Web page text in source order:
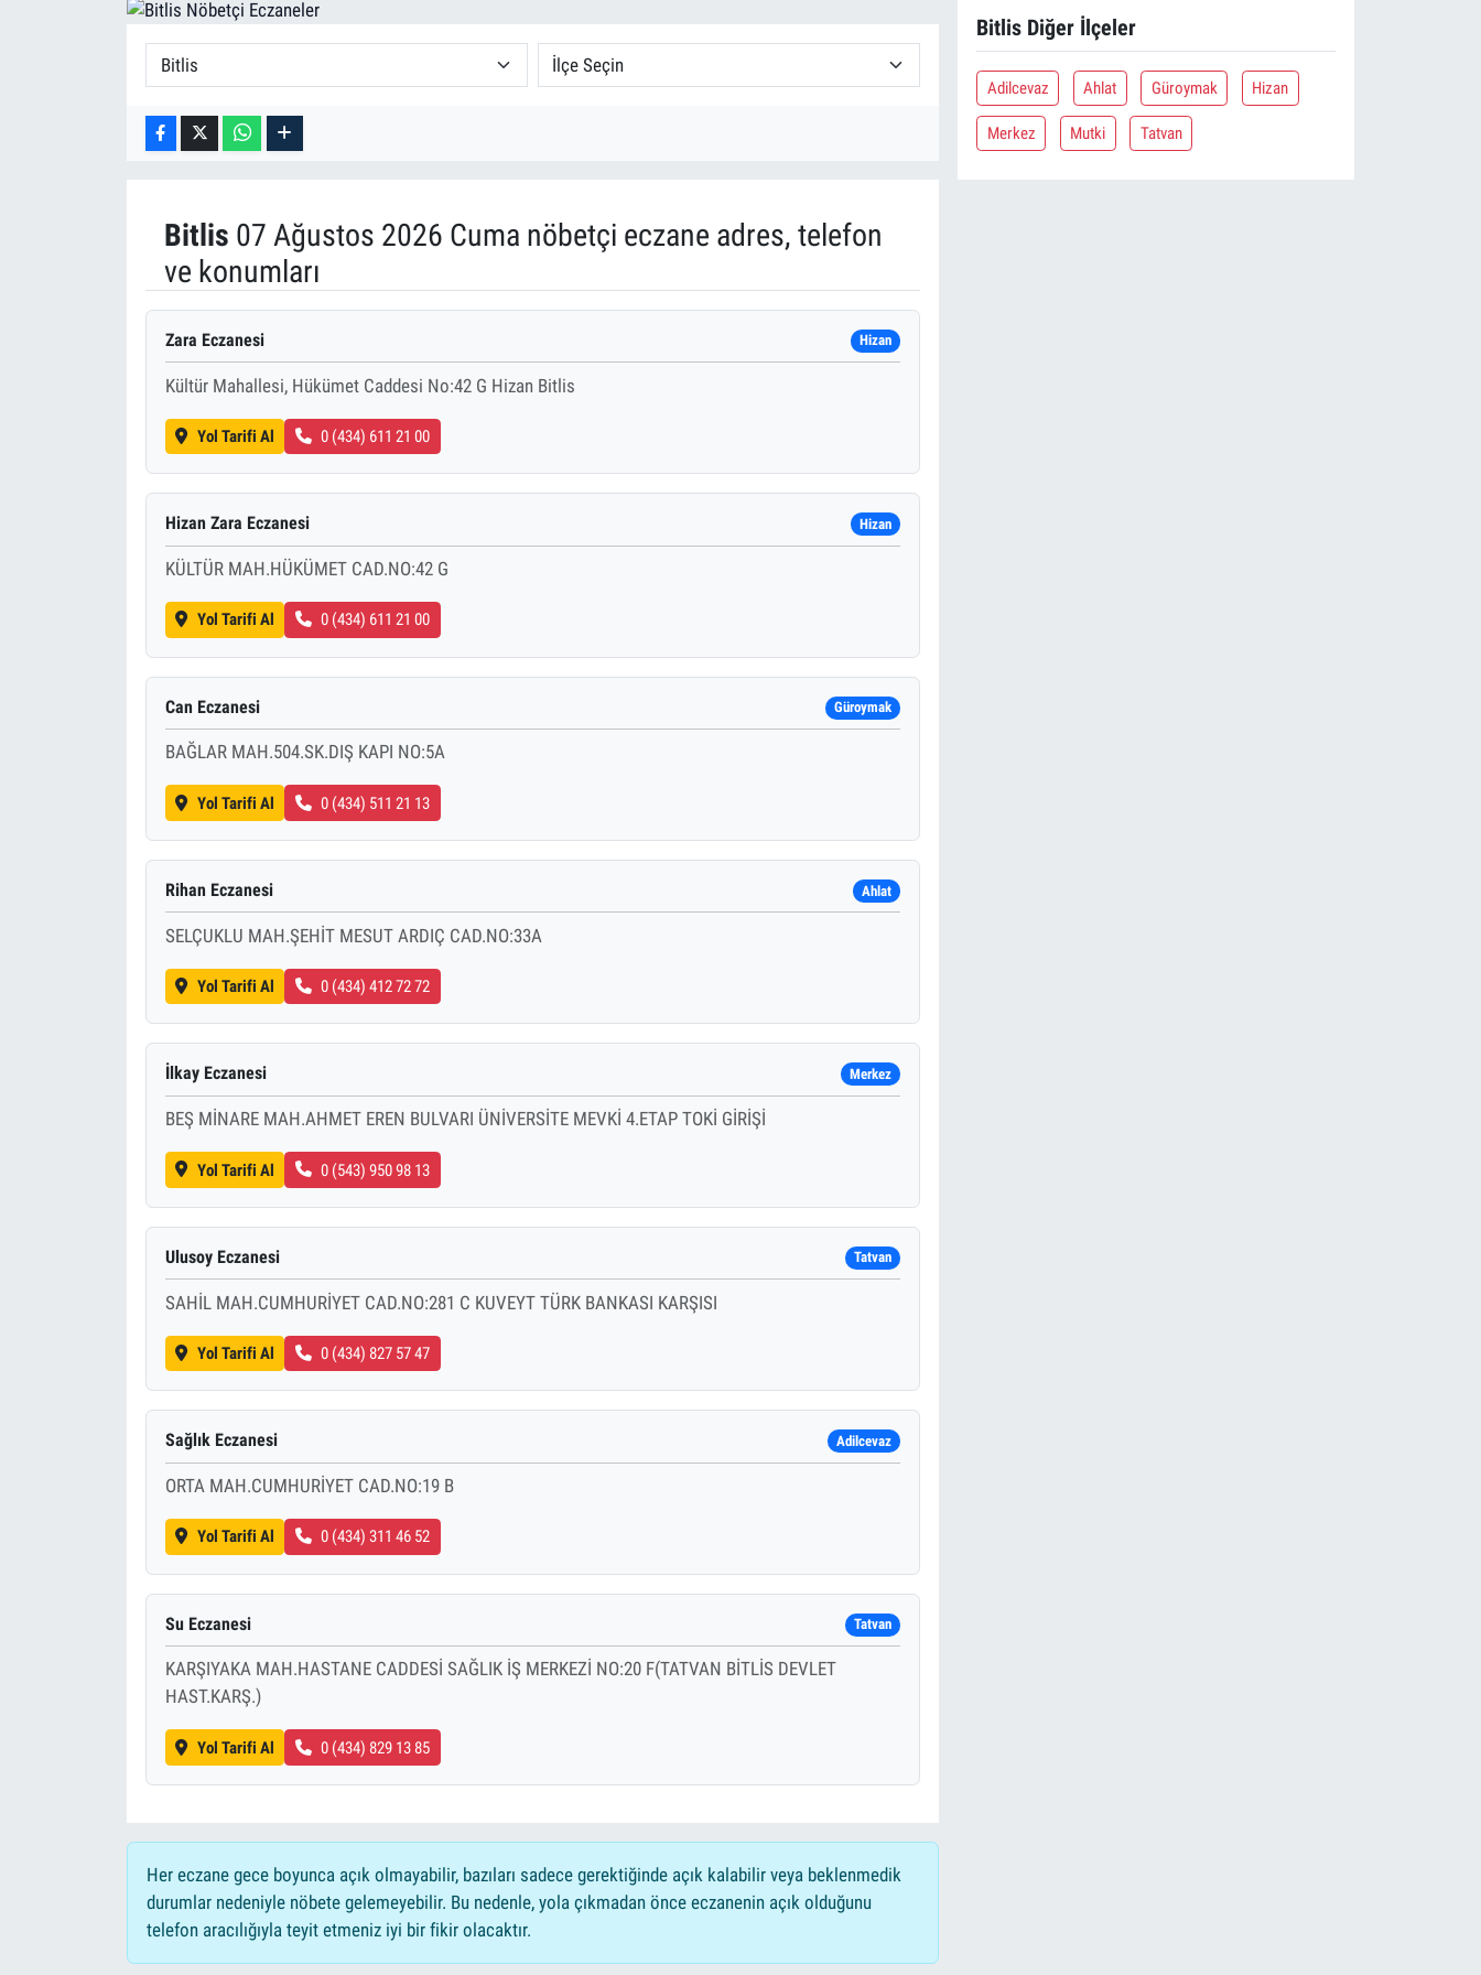
Bitlis 07 Ağustos 2026 Cuma nöbetçi eczane adres, telefon
ve konumları
Zara Eczanesi Hizan
Kültür Mahallesi, Hükümet Caddesi No:42 G Hizan Bitlis
Yol Tarifi Al 0 (434) 611 21 00
Hizan Zara Eczanesi Hizan
KÜLTÜR MAH.HÜKÜMET CAD.NO:42 G
Yol Tarifi Al 0 (434) 611 21 00
Can Eczanesi Güroymak
BAĞLAR MAH.504.SK.DIŞ KAPI NO:5A
Yol Tarifi Al 0 (434) 511 21 13
Rihan Eczanesi Ahlat
SELÇUKLU MAH.ŞEHİT MESUT ARDIÇ CAD.NO:33A
Yol Tarifi Al 0 (434) 412 72 72
İlkay Eczanesi Merkez
BEŞ MİNARE MAH.AHMET EREN BULVARI ÜNİVERSİTE MEVKİ 4.ETAP TOKİ GİRİŞİ
Yol Tarifi Al 0 (543) 950 98 13
Ulusoy Eczanesi Tatvan
SAHİL MAH.CUMHURİYET CAD.NO:281 C KUVEYT TÜRK BANKASI KARŞISI
Yol Tarifi Al 0 (434) 827 57 47
Sağlık Eczanesi Adilcevaz
ORTA MAH.CUMHURİYET CAD.NO:19 B
Yol Tarifi Al 0 (434) 311 46 52
Su Eczanesi Tatvan
KARŞIYAKA MAH.HASTANE CADDESİ SAĞLIK İŞ MERKEZİ NO:20 F(TATVAN BİTLİS DEVLET
HAST.KARŞ.)
Yol Tarifi Al 0 (434) 829 13 85
Her eczane gece boyunca açık olmayabilir, bazıları sadece gerektiğinde açık kalabilir veya beklenmedik
durumlar nedeniyle nöbete gelemeyebilir. Bu nedenle, yola çıkmadan önce eczanenin açık olduğunu
telefon aracılığıyla teyit etmeniz iyi bir fikir olacaktır.
Bitlis Diğer İlçeler
Adilcevaz Ahlat Güroymak Hizan
Merkez Mutki Tatvan